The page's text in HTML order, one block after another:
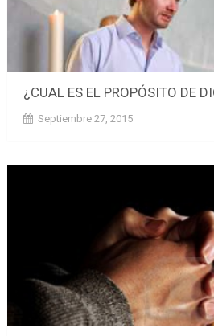
¿CUAL ES EL PROPÓSITO DE
Septiembre 27, 2015